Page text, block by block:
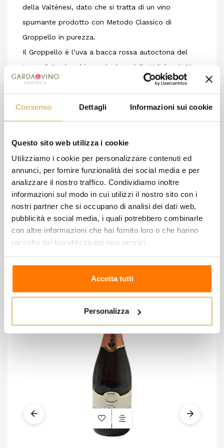
Consenso Dettagli Informazioni sui cookie
Questo sito web utilizza i cookie
Utilizziamo i cookie per personalizzare contenuti ed
annunci, per fornire funzionalità dei social media e per
analizzare il nostro traffico. Condividiamo inoltre
informazioni sul modo in cui utilizzi il nostro sito con i
nostri partner che si occupano di analisi dei dati web,
pubblicità e social media, i quali potrebbero combinarle
con altre informazioni che hai fornito loro o che hanno
raccolto dal tuo utilizzo dei loro servizi.
Accetta tutti
Personalizza
della Valténesi, dato che si tratta di un vino
spumante prodotto con Metodo Classico di
Groppello in purezza.
Il Groppello è l’uva a bacca rossa autoctona del
Lago di Garda ed in particolare della Valténesi. Di
origini molto antiche, il Groppello è a buona ragione
morfologiche dei grappoli che, avendo acini molto
botrite. ب compito arduo del vignaiolo non
permettere che questo accada, per poter
beneficiare cosى delle migliori caratteristiche che
quest’uva sa donare.
8 altri prodotti della stessa
categoria: